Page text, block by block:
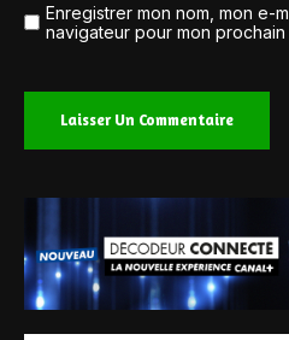
Enregistrer mon nom, mon e-
navigateur pour mon prochain